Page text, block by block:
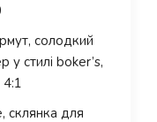
солодкий
у стилі boker’s,
4:1
склянка для